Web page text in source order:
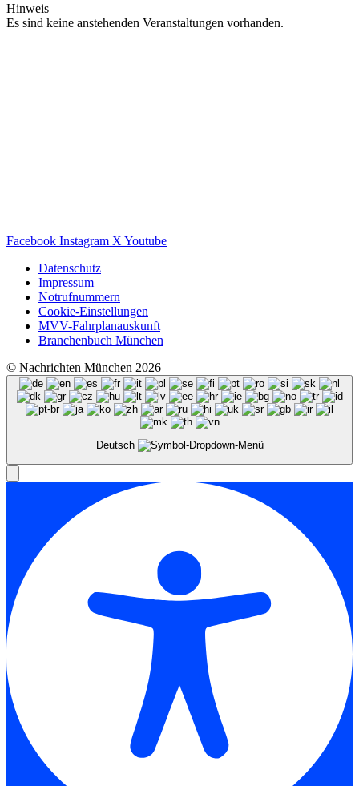
Hinweis
Es sind keine anstehenden Veranstaltungen vorhanden.
Facebook Instagram X Youtube
Datenschutz
Impressum
Notrufnummern
Cookie-Einstellungen
MVV-Fahrplanauskunft
Branchenbuch München
© Nachrichten München 2026
Deutsch